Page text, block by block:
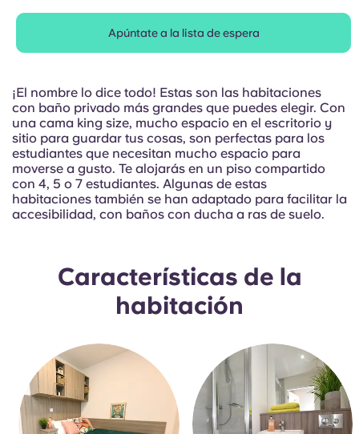
Italian
French
Portuguese
Apúntate a la lista de espera
¡El nombre lo dice todo! Estas son las habitaciones
con baño privado más grandes que puedes elegir. Con
una cama king size, mucho espacio en el escritorio y
sitio para guardar tus cosas, son perfectas para los
estudiantes que necesitan mucho espacio para
moverse a gusto. Te alojarás en un piso compartido
con 4, 5 o 7 estudiantes. Algunas de estas
habitaciones también se han adaptado para facilitar la
accesibilidad, con baños con ducha a ras de suelo.
Características de la
habitación